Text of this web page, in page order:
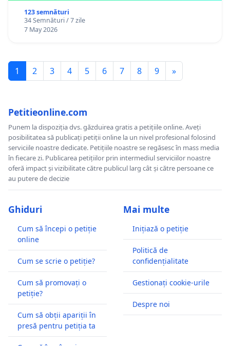
123 semnături
34 Semnături / 7 zile
7 May 2026
1 2 3 4 5 6 7 8 9 »
Petitieonline.com
Punem la dispoziția dvs. găzduirea gratis a petițiile online. Aveți
posibilitatea să publicați petiții online la un nivel profesional folosind
serviciile noastre dedicate. Petițiile noastre se regăsesc în mass media
în fiecare zi. Publicarea petițiilor prin intermediul serviciilor noastre
oferă impact și vizibilitate către publicul larg cât și către persoane ce
au putere de decizie
Ghiduri
Cum să începi o petiție
online
Cum se scrie o petiție?
Cum să promovați o
petiție?
Cum să obții apariții în
presă pentru petiția ta
Mai multe
Inițiază o petiție
Politică de
confidențialitate
Gestionați cookie-urile
Despre noi